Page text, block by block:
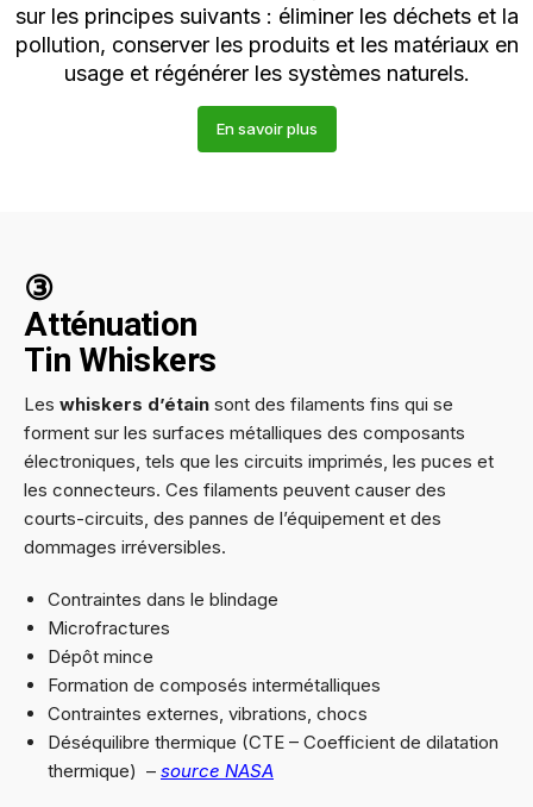
sur les principes suivants : éliminer les déchets et la
pollution, conserver les produits et les matériaux en
usage et régénérer les systèmes naturels.
En savoir plus
③
Atténuation
Tin Whiskers
Les whiskers d’étain sont des filaments fins qui se
forment sur les surfaces métalliques des composants
électroniques, tels que les circuits imprimés, les puces et
les connecteurs. Ces filaments peuvent causer des
courts-circuits, des pannes de l’équipement et des
dommages irréversibles.
Contraintes dans le blindage
Microfractures
Dépôt mince
Formation de composés intermétalliques
Contraintes externes, vibrations, chocs
Déséquilibre thermique (CTE – Coefficient de dilatation
thermique) – source NASA